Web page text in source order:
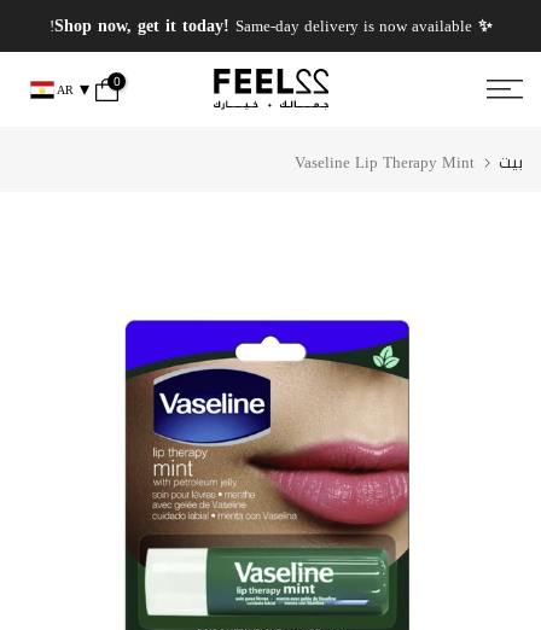
انتقل
إلى
المحتوى
✨ Shop now, get it today!
Same-day delivery is now available!
0
AR
بيت Vaseline Lip Therapy Mint